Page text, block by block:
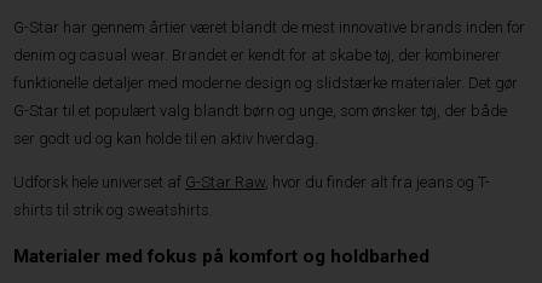
G-Star har gennem årtier været blandt de mest innovative brands inden for
denim og casual wear. Brandet er kendt for at skabe tøj, der kombinerer
funktionelle detaljer med moderne design og slidstærke materialer. Det gør
G-Star til et populært valg blandt børn og unge, som ønsker tøj, der både
ser godt ud og kan holde til en aktiv hverdag.
Udforsk hele universet af G-Star Raw, hvor du finder alt fra jeans og T-
shirts til strik og sweatshirts.
Materialer med fokus på komfort og holdbarhed